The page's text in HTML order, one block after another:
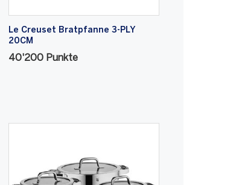
Le Creuset Bratpfanne 3-PLY
20CM
40'200 Punkte